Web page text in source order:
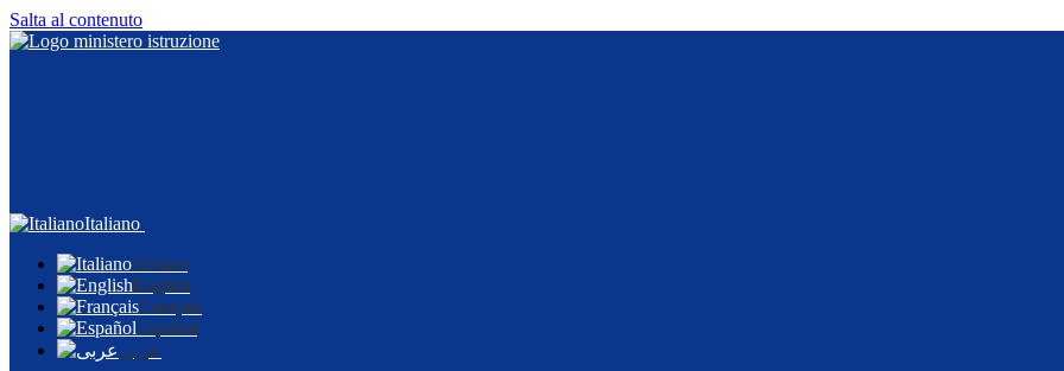
Salta al contenuto
Italiano
Italiano
English
Français
Español
عربى